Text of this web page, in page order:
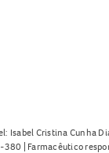
Cristina Cunha
| Farmacêutico